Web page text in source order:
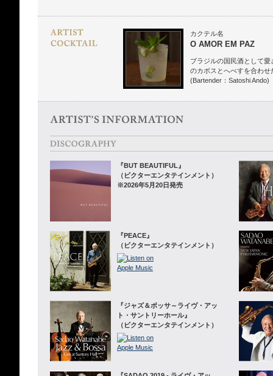
カクテル名
O AMOR EM PAZ
ブラジルの国民酒として
のカボスとへべすを合わ
(Bartender：Satoshi Ando)
『BUT BEAUTIFUL』
（ビクターエンタテインメント）
※2026年5月20日発売
『PEACE』
（ビクターエンタテインメント）
『ジャズ＆ボッサ～ライヴ・アッ
ト・サントリーホール』
（ビクターエンタテインメント）